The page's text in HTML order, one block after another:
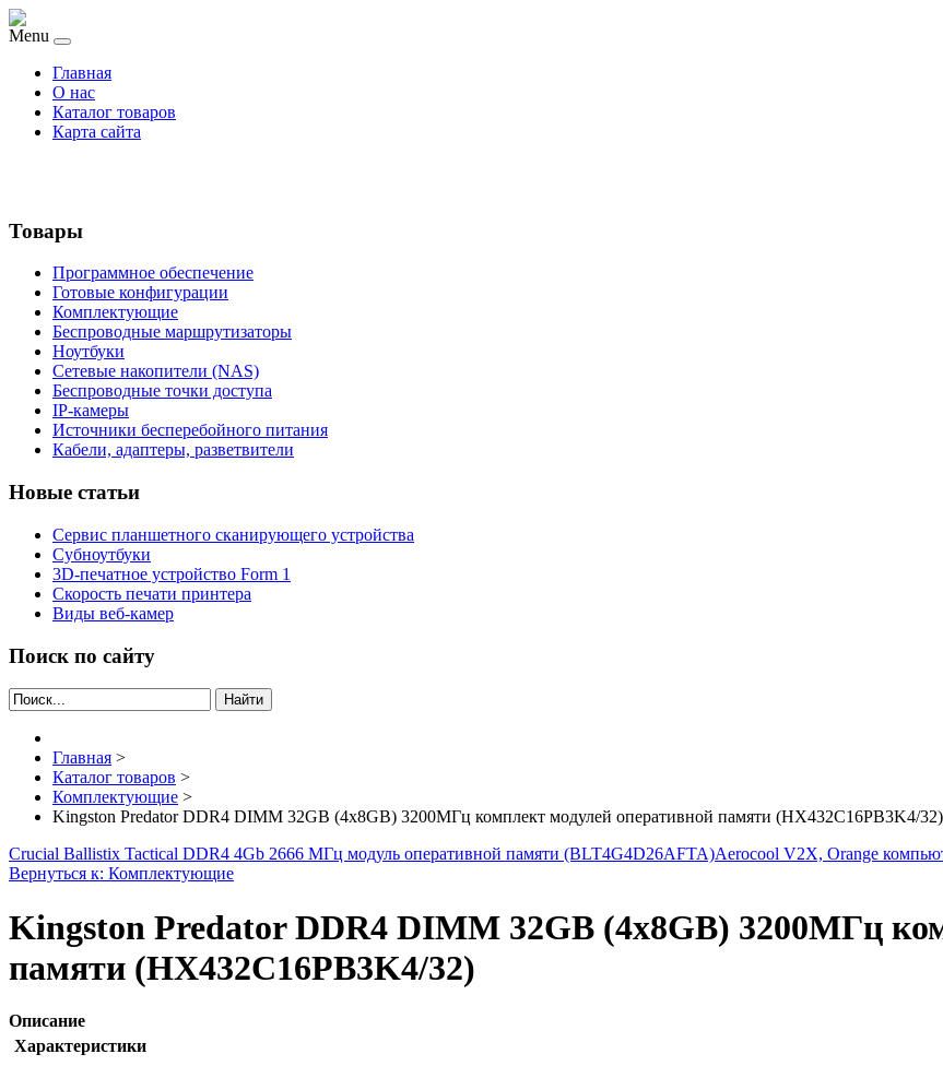
Menu
Главная
О нас
Каталог товаров
Карта сайта
Товары
Программное обеспечение
Готовые конфигурации
Комплектующие
Беспроводные маршрутизаторы
Ноутбуки
Сетевые накопители (NAS)
Беспроводные точки доступа
IP-камеры
Источники бесперебойного питания
Кабели, адаптеры, разветвители
Новые статьи
Сервис планшетного сканирующего устройства
Субноутбуки
3D-печатное устройство Form 1
Скорость печати принтера
Виды веб-камер
Поиск по сайту
Найти
Главная >
Каталог товаров >
Комплектующие >
Kingston Predator DDR4 DIMM 32GB (4х8GB) 3200МГц комплект модулей оперативной памяти (HX432C16PB3K4/32)
Crucial Ballistix Tactical DDR4 4Gb 2666 МГц модуль оперативной памяти (BLT4G4D26AFTA)Aerocool V2X, Orange
Вернуться к: Комплектующие
Kingston Predator DDR4 DIMM 32GB (4х8GB) 3200МГц
памяти (HX432C16PB3K4/32)
Описание
Характеристики